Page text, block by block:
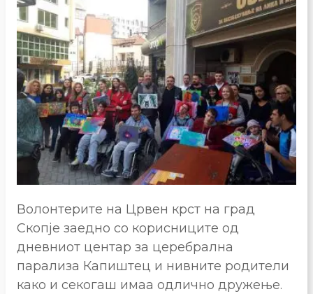
Волонтерите на Црвен крст на град
Скопје заедно со корисниците од
дневниот центар за церебрална
парализа Капиштец и нивните родители
како и секогаш имаа одлично дружење.